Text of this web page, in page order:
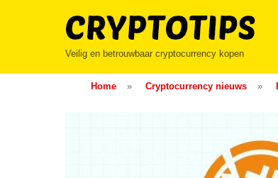
Veilig en betrouwbaar cryptocurrency kopen
Home » Cryptocurrency nieuws »